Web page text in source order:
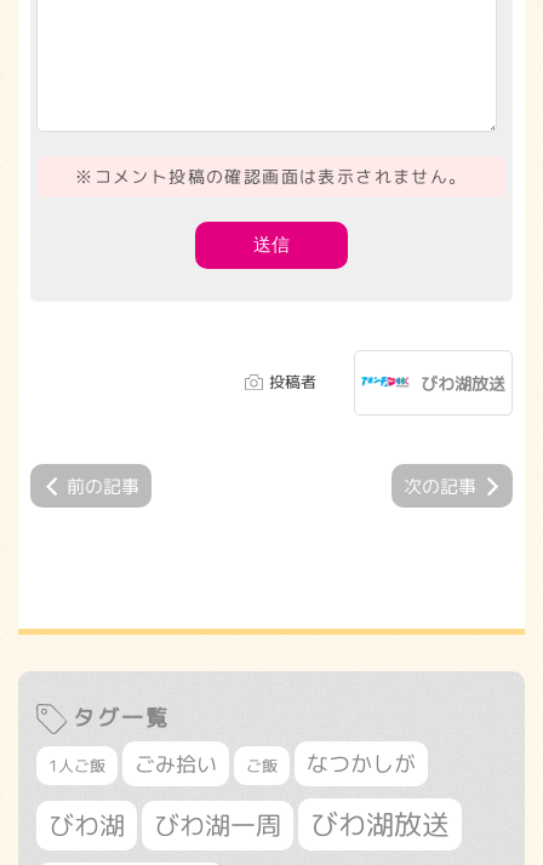
※コメント投稿の確認画面は表示されません。
投稿者 びわ湖放送
前の記事 次の記事
タグ一覧
1人ご飯 ごみ拾い ご飯 なつかしが
びわ湖 びわ湖一周 びわ湖放送